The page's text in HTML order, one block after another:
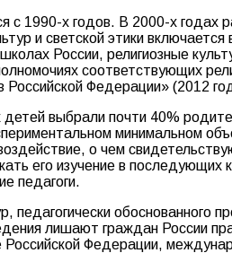
с 1990-х годов. В 2000-х годах
и светской этики
России, религиозные
соответствующих
Российской Федерации» (2012
выбрали почти 40%
минимальном
о чем
его изучение в
педагоги.
педагогически
лишают граждан России
Федерации,